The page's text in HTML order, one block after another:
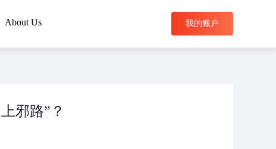
About Us 我的账户
搜索
邪路”？